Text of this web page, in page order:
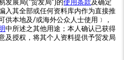
发展局(“贸发局”)的使用条款及确定
入其全部或任何资料库内作为直接推
供本地及/或海外公众人士使用﹞，
中所述之其他用途；本人确认已获得
及授权，将其个人资料提供予贸发局